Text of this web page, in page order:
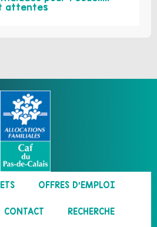
attentes
OFFRES D’EMPLOI
CONTACT RECHERCHE